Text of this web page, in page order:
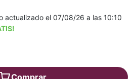
actualizado el 07/08/26 a las 10:10
Comprar